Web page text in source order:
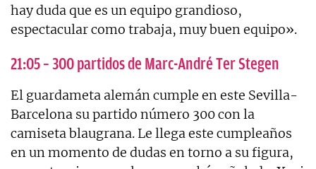
hay duda que es un equipo grandioso,
espectacular como trabaja, muy buen equipo».
21:05 – 300 partidos de Marc-André Ter Stegen
El guardameta alemán cumple en este Sevilla-
Barcelona su partido número 300 con la
camiseta blaugrana. Le llega este cumpleaños
en un momento de dudas en torno a su figura,